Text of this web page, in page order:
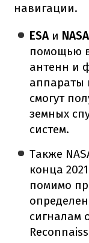
навигации.
ESA и NASA
помощью
антенн и
аппараты
смогут
земных
систем.
Также
конца
помимо
сигналам